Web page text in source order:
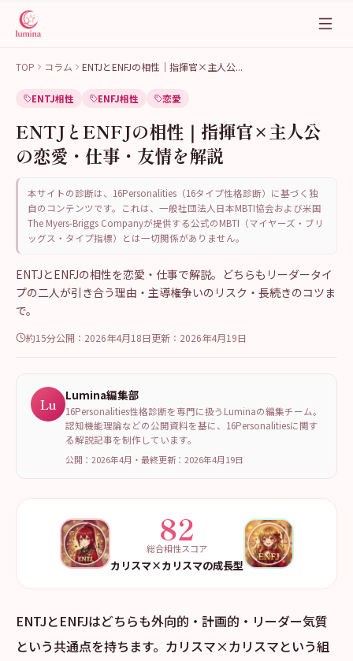
TOP コラム ENTJとENFJの相性｜指揮官×主人公...
ENTJ相性 ENFJ相性 恋愛
ENTJとENFJの相性｜指揮官×主人公
の恋愛・仕事・友情を解説
本サイトの診断は、16Personalities（16タイプ性格診断）に基づく独
自のコンテンツです。これは、一般社団法人日本MBTI協会および米国
The Myers-Briggs Companyが提供する公式のMBTI（マイヤーズ・ブリ
ッグス・タイプ指標）とは一切関係がありません。
ENTJとENFJの相性を恋愛・仕事で解説。どちらもリーダータイ
プの二人が引き合う理由・主導権争いのリスク・長続きのコツま
で。
約15分公開： 2026年4月18日更新： 2026年4月19日
Lu Lumina編集部
16Personalities性格診断を専門に扱うLuminaの編集チーム。
認知機能理論などの公開資料を基に、16Personalitiesに関す
る解説記事を制作しています。
公開：2026年4月 ・ 最終更新： 2026年4月19日
82
総合相性スコア
カリスマ×カリスマの成長型
ENTJとENFJはどちらも外向的・計画的・リーダー気質
という共通点を持ちます。カリスマ×カリスマという組